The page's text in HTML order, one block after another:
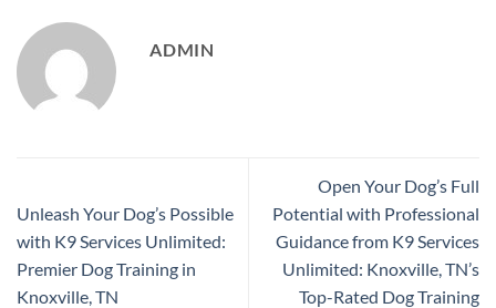
ADMIN
Unleash Your Dog’s Possible
with K9 Services Unlimited:
Premier Dog Training in
Knoxville, TN
Open Your Dog’s Full
Potential with Professional
Guidance from K9 Services
Unlimited: Knoxville, TN’s
Top-Rated Dog Training